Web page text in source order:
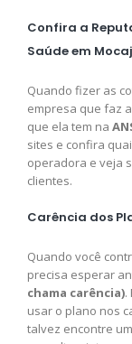
Confira a
Saúde em
Quando fizer as
empresa que faz
que ela tem na
sites e confira
operadora e veja
clientes.
Carência dos
Quando você
precisa esperar
chama carência).
usar o plano nos
talvez encontre